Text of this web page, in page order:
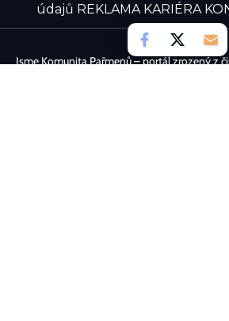
údajů REKLAMA KARIÉRA
Jsme Komunita Pařmenů – portál zrozený z